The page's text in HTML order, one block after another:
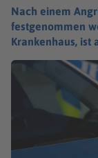
Nach einem
festgenommen
Krankenhaus, ist